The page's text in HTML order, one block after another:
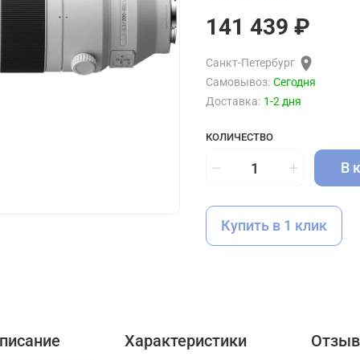
141 439 ₽
Санкт-Петербург
Самовывоз: Сегодня
Доставка: 1-2 дня
КОЛИЧЕСТВО
В
Купить в 1 клик
Характеристики